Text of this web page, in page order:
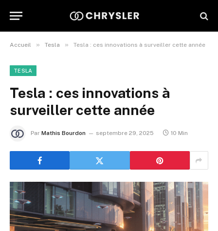
Accueil » Tesla » Tesla : ces innovations à surveiller cette année
TESLA
Tesla : ces innovations à
surveiller cette année
Par Mathis Bourdon septembre 29, 2025 10 Min